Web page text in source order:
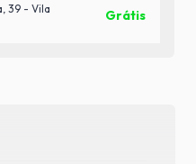
39 - Vila
Grátis